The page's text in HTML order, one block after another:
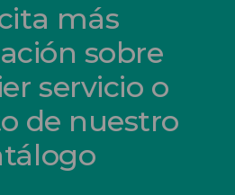
más
sobre
servicio o
de nuestro